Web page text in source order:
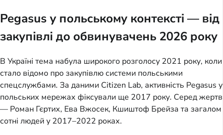
Pegasus у польському контексті — від
закупівлі до обвинувачень 2026 року
В Україні тема набула широкого розголосу 2021 року, коли
стало відомо про закупівлю системи польськими
спецслужбами. За даними Citizen Lab, активність Pegasus у
польських мережах фіксували ще 2017 року. Серед жертв
— Роман Гєртих, Ева Вжосек, Кшиштоф Брейза та загалом
сотні людей у 2017–2022 роках.